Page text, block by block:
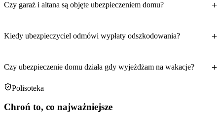
Czy garaż i altana są objęte ubezpieczeniem domu?
Kiedy ubezpieczyciel odmówi wypłaty odszkodowania?
Czy ubezpieczenie domu działa gdy wyjeżdżam na wakacje?
Polisoteka
Chroń to, co najważniejsze